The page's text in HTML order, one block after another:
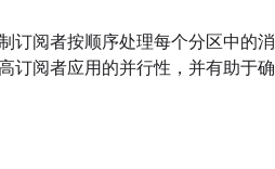
订阅者按顺序处理每个分区中的消
订阅者应用的并行性，并有助于确